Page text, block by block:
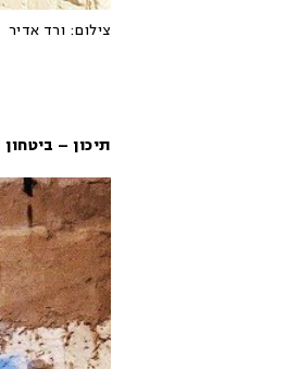
צילום: ורד אדיר
תיכון – ביטחון